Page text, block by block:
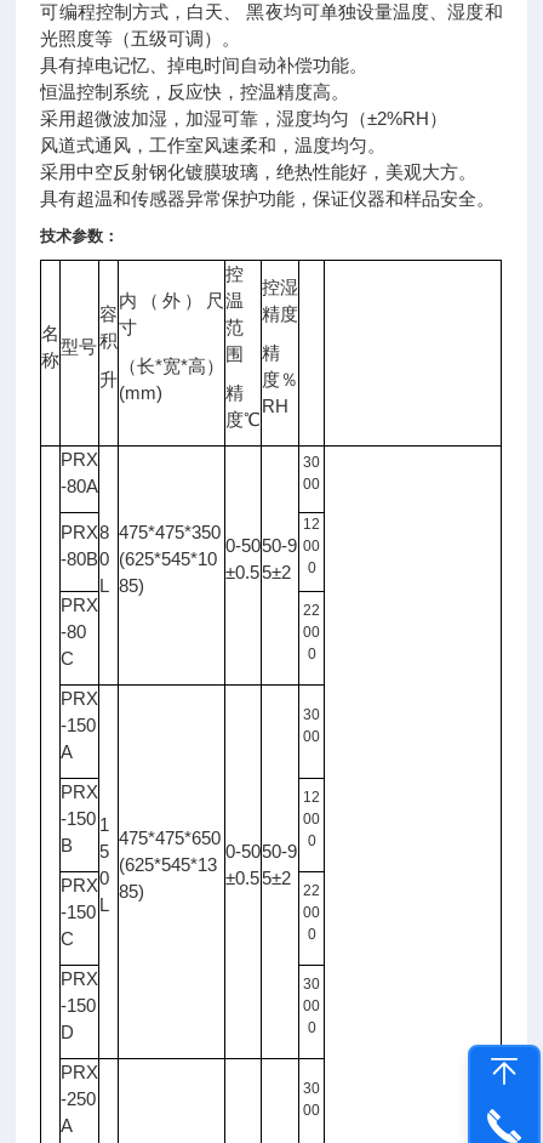
可编程控制方式，白天、 黑夜均可单独设量温度、湿度和
光照度等（五级可调）。
具有掉电记忆、掉电时间自动补偿功能。
恒温控制系统，反应快，控温精度高。
采用超微波加湿，加湿可靠，湿度均匀（±2%RH）
风道式通风，工作室风速柔和，温度均匀。
采用中空反射钢化镀膜玻璃，绝热性能好，美观大方。
具有超温和传感器异常保护功能，保证仪器和样品安全。
技术参数：
名
称
型号
容
积
升
内（外）尺
寸
（长*宽*高）
(mm)
控
温
范
围
精
度℃
控湿
精度
精
度％
RH
PRX
-80A
8
0
L
475*475*350
(625*545*10
85)
0-50
±0.5
50-9
5±2
30
00
PRX
-80B
12
00
0
PRX
-80
C
22
00
0
PRX
-150
A
1
5
0
L
475*475*650
(625*545*13
85)
0-50
±0.5
50-9
5±2
30
00
PRX
-150
B
12
00
0
PRX
-150
C
22
00
0
PRX
-150
D
30
00
0
PRX
-250
A
30
00